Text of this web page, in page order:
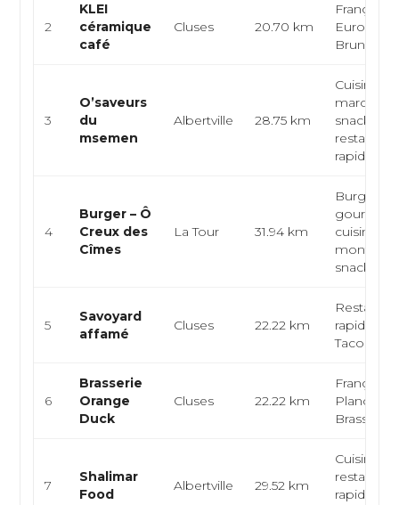
2
KLEI
céramique
café
Cluses 20.70 km
Française,
Brunch
3
O’saveurs
du
msemen
Albertville 28.75 km
Cuisine
snack
rapide
4
Burger – Ô
Creux des
Cîmes
La Tour 31.94 km
Burgers
cuisine de
snack
5
Savoyard
affamé
Cluses 22.22 km
rapide,
Tacos,
6
Brasserie
Orange
Duck
Cluses 22.22 km
Française,
Planches,
Brasserie
7
Shalimar
Food
Albertville 29.52 km
Cuisine
rapide,